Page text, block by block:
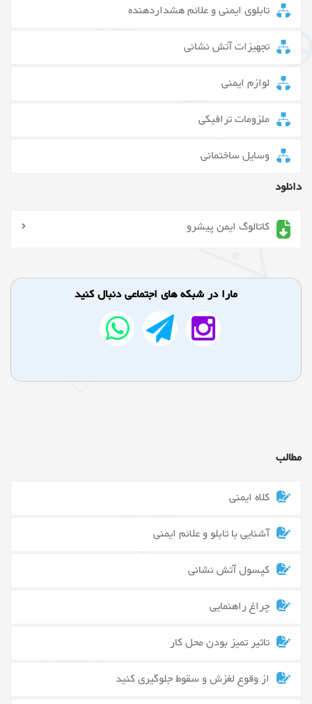
تابلوی ایمنی و علائم هشداردهنده
تجهیزات آتش نشانی
لوازم ایمنی
ملزومات ترافیکی
وسایل ساختمانی
دانلود
کاتالوگ ایمن پیشرو
مارا در شبکه های اجتماعی دنبال کنید
مطالب
کلاه ایمنی
آشنایی با تابلو و علائم ایمنی
کپسول آتش نشانی
چراغ راهنمایی
تاثیر تمیز بودن محل کار
از وقوع لغزش و سقوط جلوگیری کنید